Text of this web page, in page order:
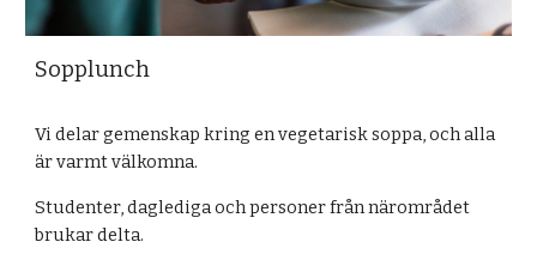
Sopplunch
Vi delar gemenskap kring en vegetarisk soppa, och alla
är varmt välkomna.
Studenter, daglediga och personer från närområdet
brukar delta.